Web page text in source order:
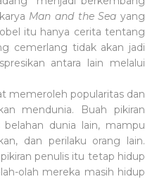
Man and the Seayang
itu hanya cerita tentang
cemerlang tidak akan jadi
antara lain melalui
popularitas dan
mendunia. Buah pikiran
dunia lain, mampu
dan perilaku orang lain.
penulis itu tetap hidup
olah mereka masih hidup